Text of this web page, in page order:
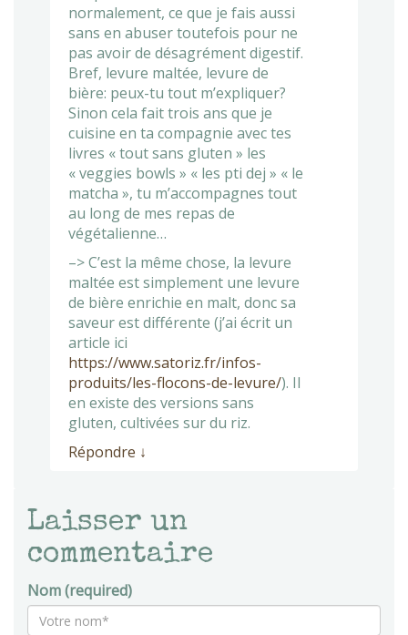
normalement, ce que je fais aussi
sans en abuser toutefois pour ne
pas avoir de désagrément digestif.
Bref, levure maltée, levure de
bière: peux-tu tout m’expliquer?
Sinon cela fait trois ans que je
cuisine en ta compagnie avec tes
livres « tout sans gluten » les
« veggies bowls » « les pti dej » « le
matcha », tu m’accompagnes tout
au long de mes repas de
végétalienne…
–> C’est la même chose, la levure
maltée est simplement une levure
de bière enrichie en malt, donc sa
saveur est différente (j’ai écrit un
article ici
https://www.satoriz.fr/infos-
produits/les-flocons-de-levure/). Il
en existe des versions sans
gluten, cultivées sur du riz.
Répondre ↓
Laisser un
commentaire
Nom (required)